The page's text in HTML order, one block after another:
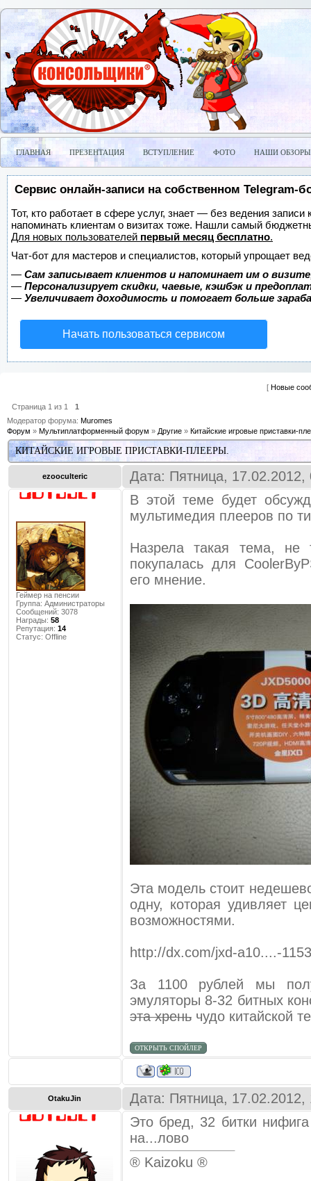
ГЛАВНАЯ ПРЕЗЕНТАЦИЯ ВСТУПЛЕНИЕ ФОТО НАШИ ОБЗОРЫ
Сервис онлайн-записи на собственном Telegram-
Тот, кто работает в сфере услуг, знает — без ведения
напоминать клиентам о визитах тоже. Нашли самый
Для новых пользователей первый месяц бесплатно.
Чат-бот для мастеров и специалистов, который упрощает
— Сам записывает клиентов и напоминает им о
— Персонализирует скидки, чаевые, кэшбэк и
— Увеличивает доходимость и помогает больше
Начать пользоваться сервисом
[ Новые
Страница 1 из 1
1
Модератор форума: Muromes
Форум » Мультиплатформенный форум » Другие » Китайские игровые приставки-
КИТАЙСКИЕ ИГРОВЫЕ ПРИСТАВКИ-ПЛЕЕРЫ.
ezooculteric Дата: Пятница,
Геймер на пенсии
Группа: Администраторы
Сообщений: 3078
Награды: 58
Репутация: 14
Статус: Offline
В этой теме будет
мультимедия плееров по
Назрела такая тема, не
покупалась для
его мнение.
Эта модель стоит
одну, которая удивляет
возможностями.
http://dx.com/jxd-a10....-
За 1100 рублей мы
эмуляторы 8-32 битных
эта хрень чудо китайской
OtakuJin Дата: Пятница,
Это бред, 32 битки
на...лово
® Kaizoku ®